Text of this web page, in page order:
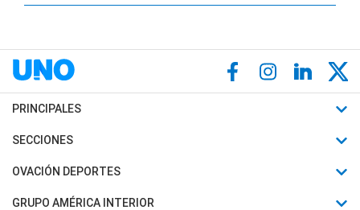
PRINCIPALES
Últimas Noticias
Política
SECCIONES
Horóscopo
Motores
OVACIÓN DEPORTES
Fútbol
GRUPO AMÉRICA INTERIOR